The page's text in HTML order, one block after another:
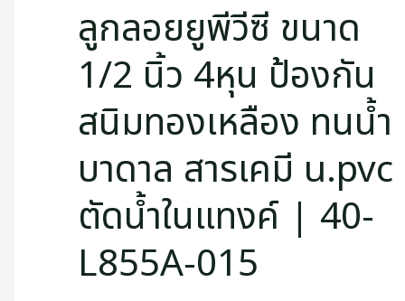
ลูกลอยยูพีวีซี ขนาด
1/2 นิ้ว 4หุน ป้องกัน
สนิมทองเหลือง ทนน้ำ
บาดาล สารเคมี u.pvc
ตัดน้ำในแทงค์ | 40-
L855A-015